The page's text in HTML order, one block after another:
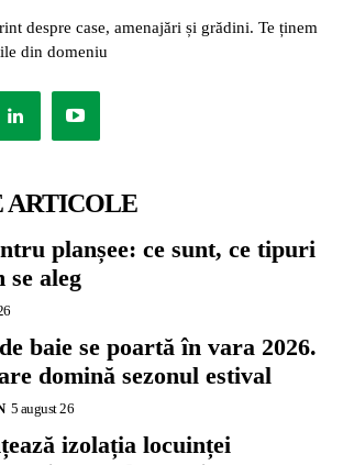
despre case, amenajări și grădini. Te ținem
din domeniu
planșee: ce sunt, ce tipuri
se aleg
baie se poartă în vara 2026.
domină sezonul estival
5 august 26
izolația locuinței